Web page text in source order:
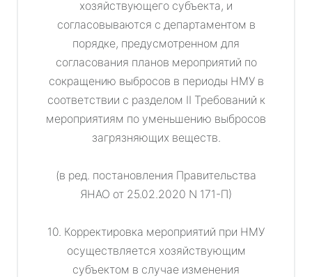
хозяйствующего субъекта, и
согласовываются с департаментом в
порядке, предусмотренном для
согласования планов мероприятий по
сокращению выбросов в периоды НМУ в
соответствии с разделом II Требований к
мероприятиям по уменьшению выбросов
загрязняющих веществ.
(в ред. постановления Правительства
ЯНАО от 25.02.2020 N 171-П)
10. Корректировка мероприятий при НМУ
осуществляется хозяйствующим
субъектом в случае изменения